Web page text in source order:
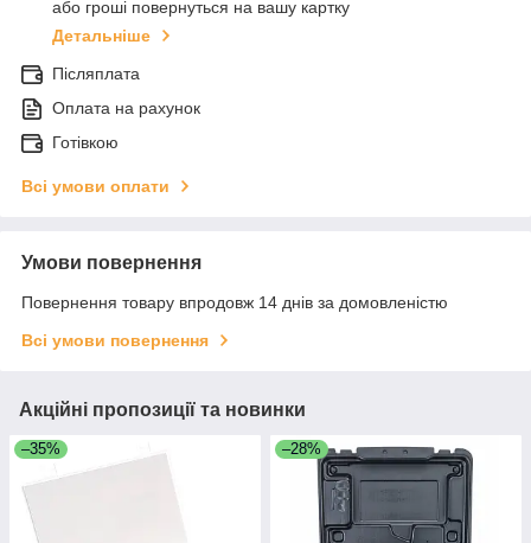
або гроші повернуться на вашу картку
Детальніше
Післяплата
Оплата на рахунок
Готівкою
Всі умови оплати
Умови повернення
Повернення товару впродовж 14 днів за домовленістю
Всі умови повернення
Акційні пропозиції та новинки
–35% –28%